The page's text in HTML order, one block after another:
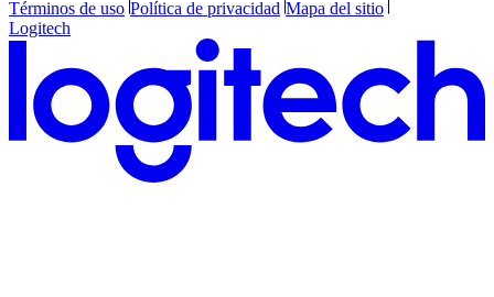
Términos de uso Política de privacidad Mapa del sitio
Logitech